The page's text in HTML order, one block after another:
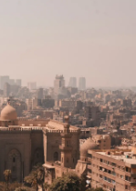
voor groeiende
voor